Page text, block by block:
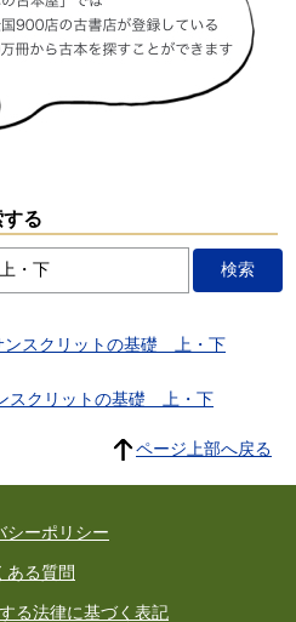
する
ンスクリットの基礎 上・下
スクリットの基礎 上・下
ページ上部へ戻る
シーポリシー
ある質問
る法律に基づく表記